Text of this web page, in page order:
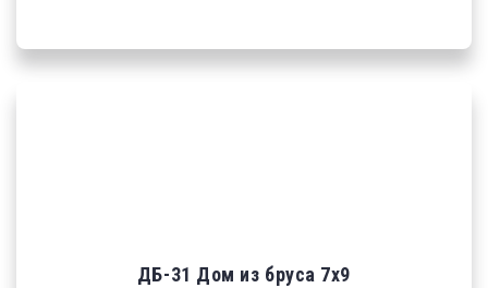
ДБ-31 Дом из бруса 7х9